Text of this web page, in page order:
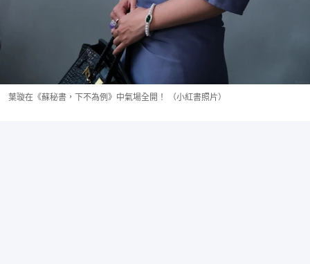
葉璇在《蘇秘書，下不為例》中氣場全開！ （小紅書照片）